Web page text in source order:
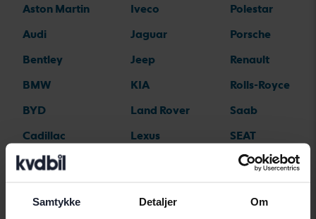
Samtykke Detaljer Om
Aston Martin
Audi
Bentley
BMW
BYD
Cadillac
Chevrolet
Citroen
Iveco
Jaguar
Jeep
KIA
Land Rover
Lexus
Mazda
Polestar
Porsche
Renault
Rolls-Royce
Saab
SEAT
Skoda